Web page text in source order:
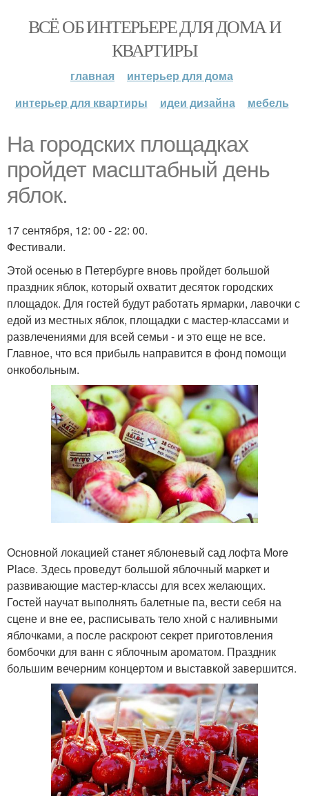
ВСЁ ОБ ИНТЕРЬЕРЕ ДЛЯ ДОМА И
КВАРТИРЫ
главная
интерьер для дома
интерьер для квартиры
идеи дизайна мебель
На городских площадках
пройдет масштабный день
яблок.
17 сентября, 12: 00 - 22: 00.
Фестивали.
Этой осенью в Петербурге вновь пройдет большой
праздник яблок, который охватит десяток городских
площадок. Для гостей будут работать ярмарки, лавочки с
едой из местных яблок, площадки с мастер-классами и
развлечениями для всей семьи - и это еще не все.
Главное, что вся прибыль направится в фонд помощи
онкобольным.
Основной локацией станет яблоневый сад лофта More
Place. Здесь проведут большой яблочный маркет и
развивающие мастер-классы для всех желающих.
Гостей научат выполнять балетные па, вести себя на
сцене и вне ее, расписывать тело хной с наливными
яблочками, а после раскроют секрет приготовления
бомбочки для ванн с яблочным ароматом. Праздник
большим вечерним концертом и выставкой завершится.